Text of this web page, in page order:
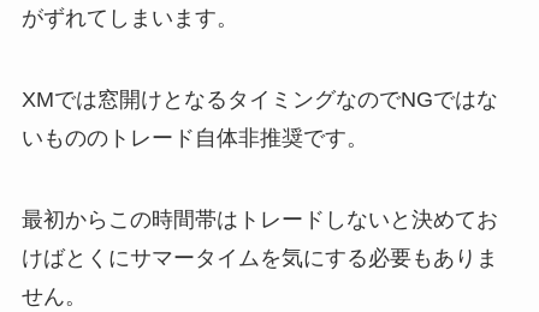
がずれてしまいます。
XMでは窓開けとなるタイミングなのでNGではな
いもののトレード自体非推奨です。
最初からこの時間帯はトレードしないと決めてお
けばとくにサマータイムを気にする必要もありま
せん。